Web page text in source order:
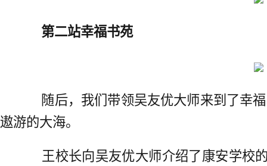
第二站幸福书苑
随后，我们带领吴友优大师来到了幸
遨游的大海。
王校长向吴友优大师介绍了康安学校